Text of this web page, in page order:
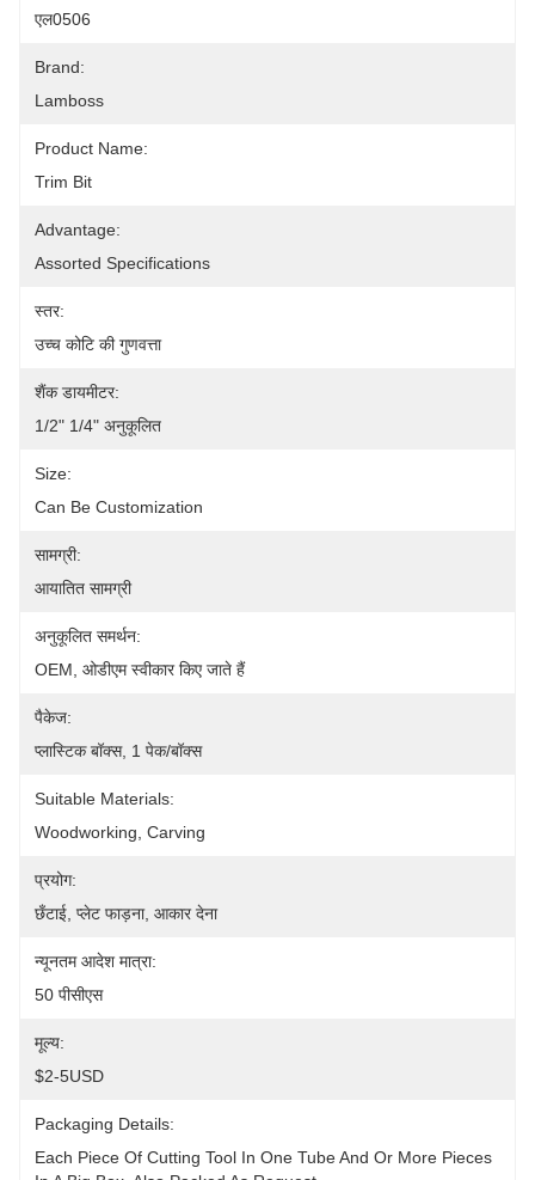
एल0506
Brand:
Lamboss
Product Name:
Trim Bit
Advantage:
Assorted Specifications
स्तर:
उच्च कोटि की गुणवत्ता
शैंक डायमीटर:
1/2" 1/4" अनुकूलित
Size:
Can Be Customization
सामग्री:
आयातित सामग्री
अनुकूलित समर्थन:
OEM, ओडीएम स्वीकार किए जाते हैं
पैकेज:
प्लास्टिक बॉक्स, 1 पेक/बॉक्स
Suitable Materials:
Woodworking, Carving
प्रयोग:
छँटाई, प्लेट फाड़ना, आकार देना
न्यूनतम आदेश मात्रा:
50 पीसीएस
मूल्य:
$2-5USD
Packaging Details:
Each Piece Of Cutting Tool In One Tube And Or More Pieces